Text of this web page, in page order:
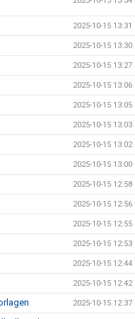
2025-10-15 13:31
2025-10-15 13:30
2025-10-15 13:27
2025-10-15 13:06
2025-10-15 13:05
2025-10-15 13:03
2025-10-15 13:02
2025-10-15 13:00
2025-10-15 12:58
2025-10-15 12:56
2025-10-15 12:55
2025-10-15 12:53
2025-10-15 12:44
2025-10-15 12:42
2025-10-15 12:37